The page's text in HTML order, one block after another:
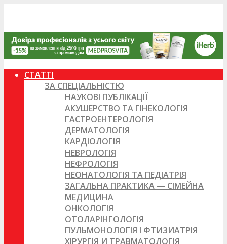
СТАТТІ
ЗА СПЕЦІАЛЬНІСТЮ
НАУКОВІ ПУБЛІКАЦІЇ
АКУШЕРСТВО ТА ГІНЕКОЛОГІЯ
ГАСТРОЕНТЕРОЛОГІЯ
ДЕРМАТОЛОГІЯ
КАРДІОЛОГІЯ
НЕВРОЛОГІЯ
НЕФРОЛОГІЯ
НЕОНАТОЛОГІЯ ТА ПЕДІАТРІЯ
ЗАГАЛЬНА ПРАКТИКА — СІМЕЙНА
МЕДИЦИНА
ОНКОЛОГІЯ
ОТОЛАРІНГОЛОГІЯ
ПУЛЬМОНОЛОГІЯ І ФТИЗИАТРІЯ
ХІРУРГІЯ И ТРАВМАТОЛОГІЯ